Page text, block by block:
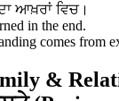
ਆਖ਼ਰਾਂ ਵਿਚ।
in the end.
comes from
&